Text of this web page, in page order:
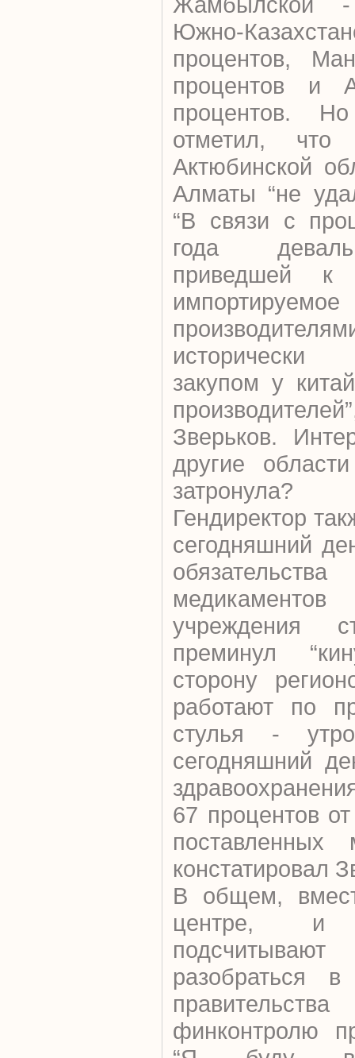
Южно-
процентов,
процентов и
процентов.
отметил, что
Актюбинской
Алматы “не
“В связи с
года
приведшей
закупом у
Зверьков.
другие
затронула?
Гендиректор
сегодняшний
учреждения
преминул
сторону
работают по
стулья -
сегодняшний
67 процентов
поставленных
констатировал
В общем,
центре, и
разобраться
финконтролю